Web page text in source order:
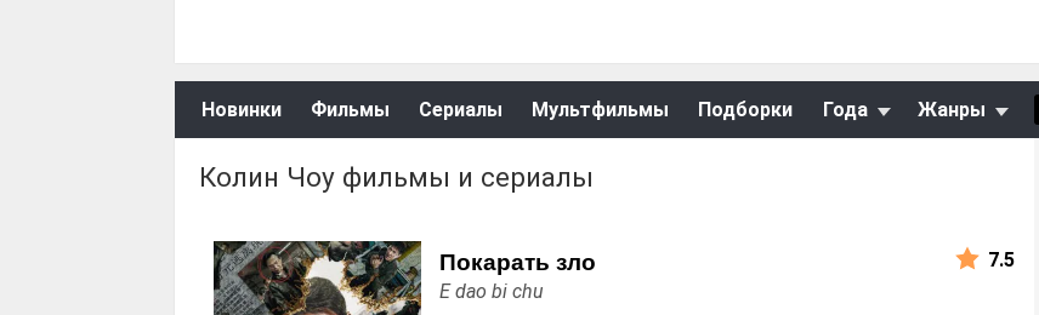
Новинки Фильмы Сериалы Мультфильмы Подборки Года Жанры
Колин Чоу фильмы и сериалы
Покарать зло
E dao bi chu
7.5